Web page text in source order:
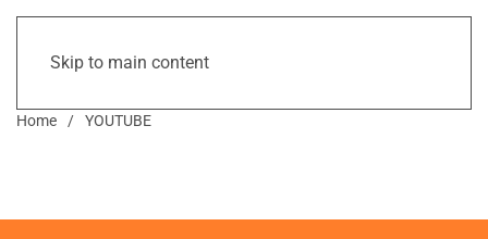
Skip to main content
Home YOUTUBE